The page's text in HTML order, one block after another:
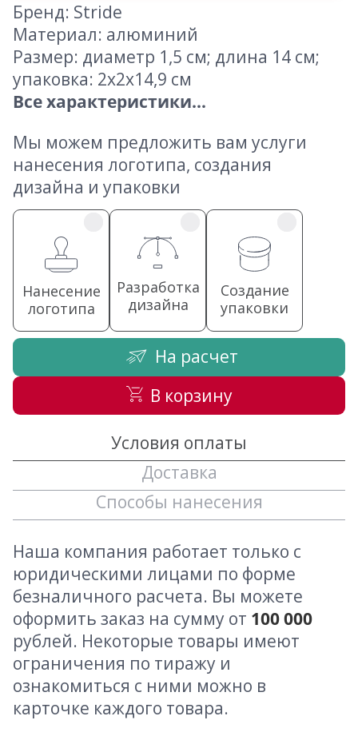
Бренд: Stride
Материал: алюминий
Размер: диаметр 1,5 см; длина 14 см;
упаковка: 2х2х14,9 см
Все характеристики...
Мы можем предложить вам услуги
нанесения логотипа, создания
дизайна и упаковки
Нанесение
логотипа
Разработка
дизайна
Создание
упаковки
На расчет
В корзину
Условия оплаты
Доставка
Способы нанесения
Наша компания работает только с
юридическими лицами по форме
безналичного расчета. Вы можете
оформить заказ на сумму от 100 000
рублей. Некоторые товары имеют
ограничения по тиражу и
ознакомиться с ними можно в
карточке каждого товара.